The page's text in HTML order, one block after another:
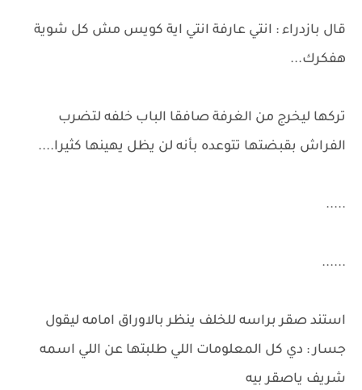
قال بازدراء : انتي عارفة انتي اية كويس مش كل شوية
هفكرك...
تركها ليخرج من الغرفة صافقا الباب خلفه لتضرب
الفراش بقبضتها تتوعده بأنه لن يظل يهينها كثيرا....
.....
......
استند صقر براسه للخلف ينظر بالاوراق امامه ليقول
جسار : دي كل المعلومات اللي طلبتها عن اللي اسمه
شريف ياصقر بيه